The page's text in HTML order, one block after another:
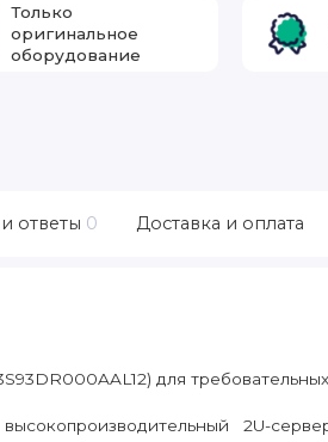
Только
оригинальное
оборудование
ответы 0 Доставка и оплата
для
2U-